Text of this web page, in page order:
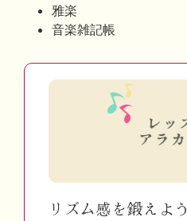
雅楽
音楽雑記帳
リズム感を鍛えよう